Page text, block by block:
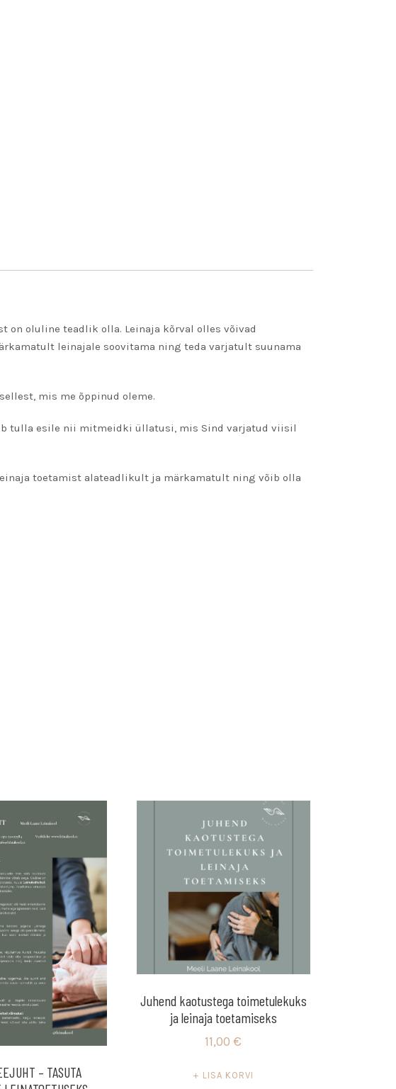
oluline teadlik olla. Leinaja kõrval olles võivad
leinajale soovitama ning teda varjatult suunama
mis me õppinud oleme.
tulla esile nii mitmeidki üllatusi, mis Sind varjatud viisil
toetamist alateadlikult ja märkamatult ning võib olla
– TASUTA
Juhend kaotustega toimetulekuks
ja leinaja toetamiseks
11,00 €
LISA KORVI